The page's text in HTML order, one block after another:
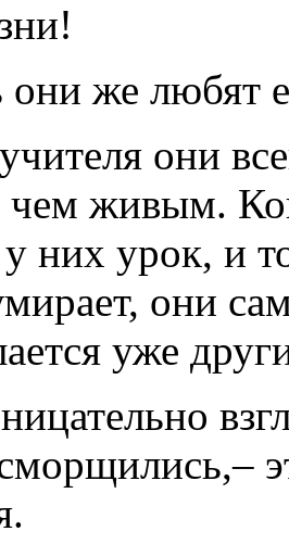
же любят
они
живым.
них урок, и
они
уже